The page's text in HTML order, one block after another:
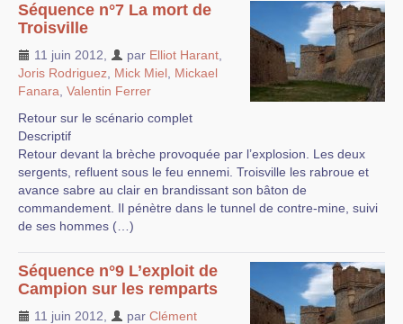
Séquence n°7 La mort de
Troisville
11 juin 2012 par Elliot Harant
Joris Rodriguez
Mick Miel Mickael
Fanara Valentin Ferrer
Retour sur le scénario complet
Descriptif
Retour devant la brèche provoquée par l’explosion. Les deux
sergents, refluent sous le feu ennemi. Troisville les rabroue et
avance sabre au clair en brandissant son bâton de
commandement. Il pénètre dans le tunnel de contre-mine, suivi
de ses hommes (…)
Séquence n°9 L’exploit de
Campion sur les remparts
11 juin 2012 par Clément